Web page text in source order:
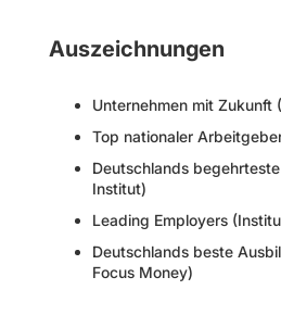
Auszeichnungen
Unternehmen mit Zukunft
Top nationaler
Deutschlands
Institut)
Leading Employers
Deutschlands beste
Focus Money)